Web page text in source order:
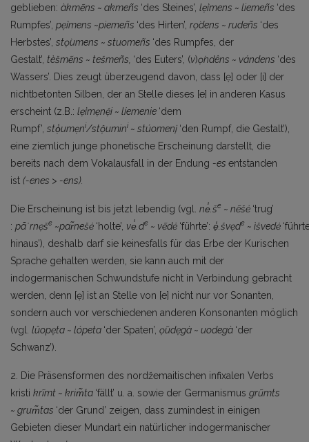
geblieben: àkmẽns ~ akmeñs ‘des Steines’, lẹ̀imens ~ liemeñs ‘des
Rumpfes’, pẹ̀imens ~pie­meñs ‘des Hirten’, rọ̀dens ~ rudeñs ‘des
Herbstes’, stọ̀umens ~ stuomeñs ‘des Rumpfes, der
Gestalt’, tèšmẽns ~ tešmeñs, ‘des Euters’, (v)ọ́ndêns ~ vándens ‘des
Wassers’. Dies zeugt überzeugend davon, dass [ẹ] oder [i] der
nichtbetonten Silben, der an Stelle dieses [e] in anderen Kasus
erscheint (z.B.: lẹ́imẹnệi ~ líemenie ‘dem
Rumpf’, stọ̾umẹni/stộumini ~ stúomenį ‘den Rumpf, die Gestalt’),
eine ziemlich junge phonetische Erscheinung darstellt, die
bereits nach dem Vokalausfall in der Endung -es entstanden
ist (-enes > -ens).
Die Erscheinung ist bis jetzt lebendig (vgl. ne̾.še ~ nẽšė ‘trug’
: pã˙rnẹše ~par̃nešė ‘holte’, ve̾.de ~ vẽdė ‘führte’: ẹ̾.švẹde ~ ìšvedė
hinaus’), deshalb darf sie keinesfalls für das Erbe der Kurischen
Sprache gehalten werden, sie kann auch mit der
indogermanischen Schwundstufe nicht in Verbindung gebracht
werden, denn [ẹ] ist an Stelle von [e] nicht nur vor Sonanten,
sondern auch vor verschiedenen anderen Konsonanten möglich
(vgl. lûopẹta ~ lópeta ‘der Spaten’, ọ̃udẹgà ~ uodegà ‘der
Schwanz’).
2. Die Präsensformen des nordžemaitischen infixalen Verbs
kristi krĩmt ~ krim̃ta ‘fällt’ u. a. sowie der Germanismus grũmts
~ grum̃tas ‘der Grund’ zeigen, dass zumindest in einigen
Gebieten dieser Mundart ein natürlicher indogermanischer